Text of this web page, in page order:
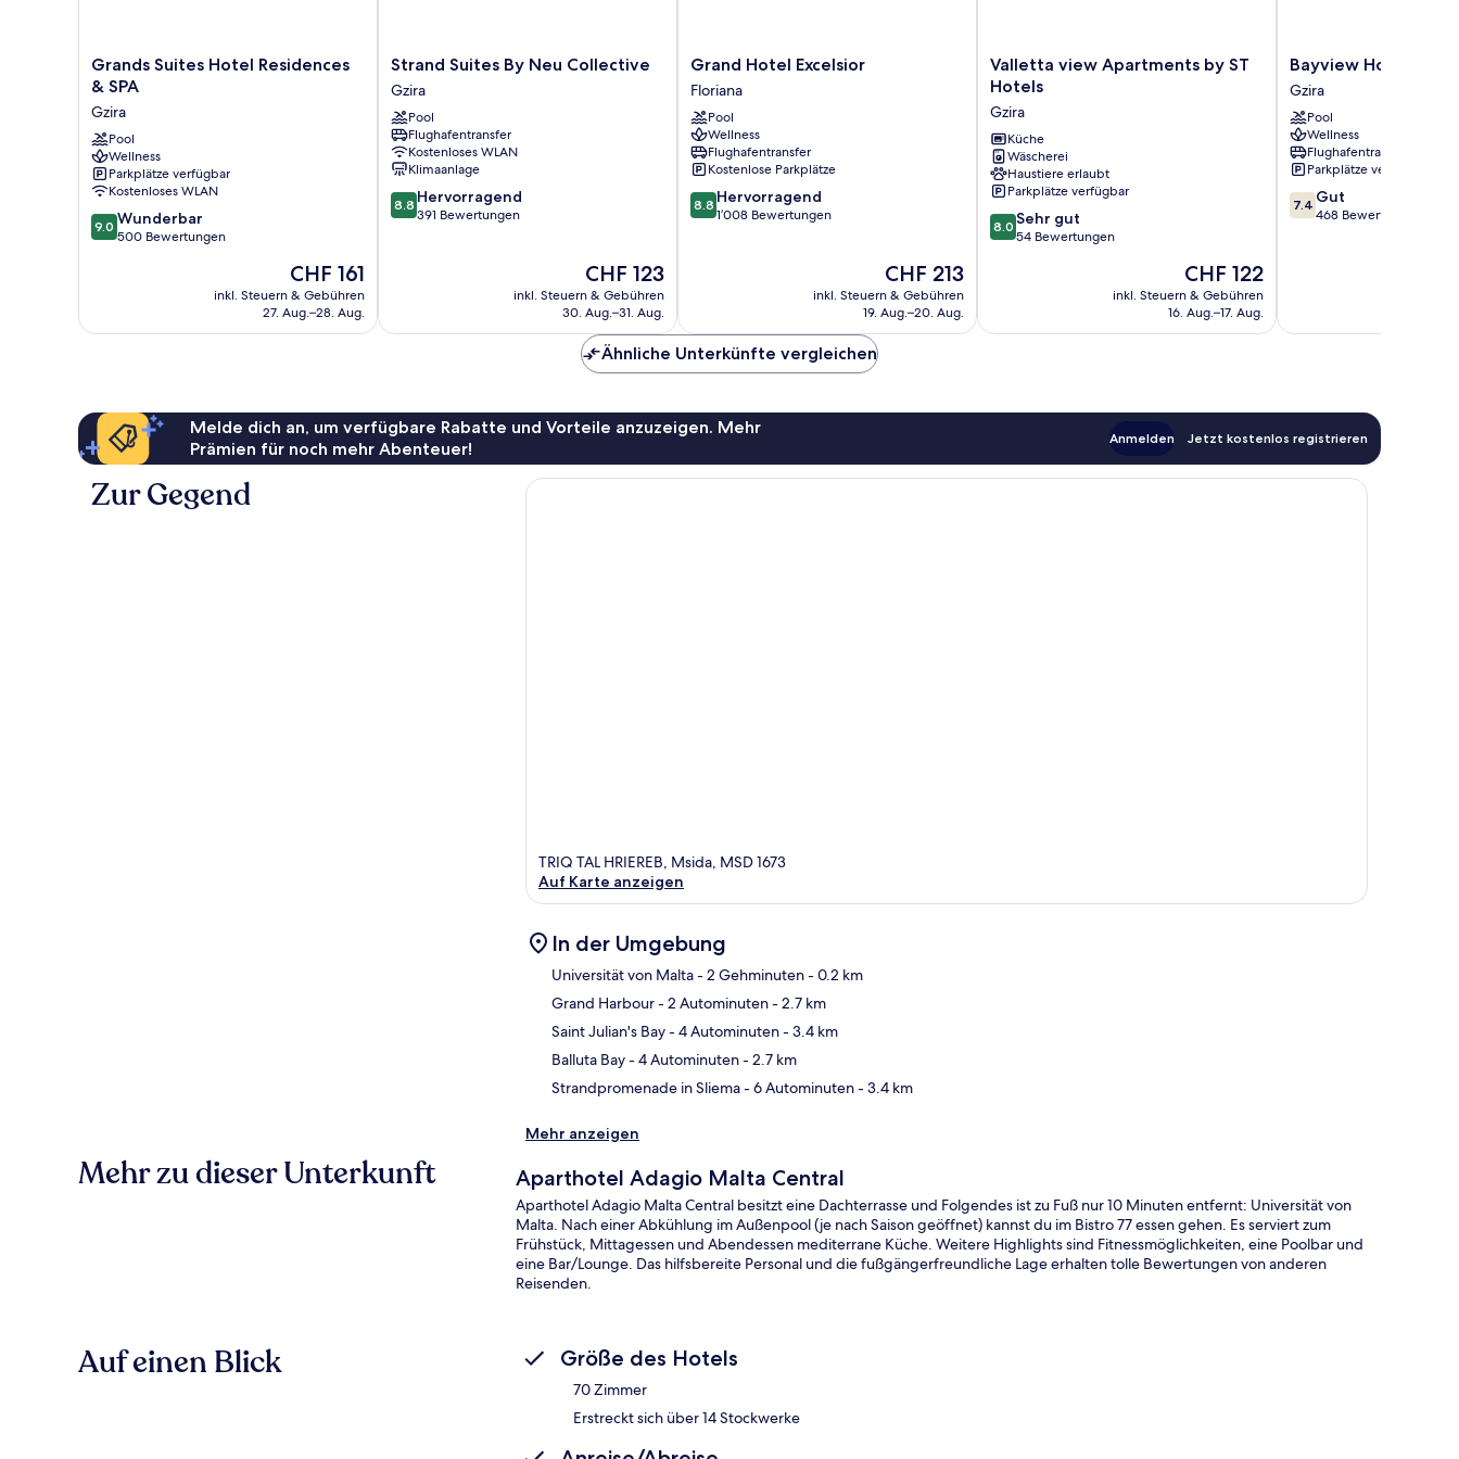
Grands
Suites
Residences
&
SPA
Gzira
Grands Suites Hotel Residences
& SPA
Gzira
Pool
Wellness
Parkplätze verfügbar
Kostenloses WLAN
9.0
von
9.0 Wunderbar
500 Bewertungen
Der
Preis
beträgt
CHF 161
inkl. Steuern & Gebühren
27. Aug.–28. Aug.
Strand
Suites
By
Neu
Collective
Gzira
Strand Suites By Neu Collective
Gzira
Pool
Flughafentransfer
Kostenloses WLAN
Klimaanlage
8.8
von
8.8 Hervorragend
391 Bewertungen
Der
Preis
beträgt
CHF 123
inkl. Steuern & Gebühren
30. Aug.–31. Aug.
Grand
Hotel
Excelsior
Floriana
Grand Hotel Excelsior
Floriana
Pool
Wellness
Flughafentransfer
Kostenlose Parkplätze
8.8
von
8.8 Hervorragend
1’008 Bewertungen
Der
Preis
beträgt
CHF 213
inkl. Steuern & Gebühren
19. Aug.–20. Aug.
Valletta
view
by
ST
Hotels
Gzira
Valletta view Apartments by ST
Hotels
Gzira
Küche
Wäscherei
Haustiere erlaubt
Parkplätze verfügbar
8.0
von
Bewertungen
8.0 Sehr gut
54 Bewertungen
Der
Preis
beträgt
CHF 122
inkl. Steuern & Gebühren
16. Aug.–17. Aug.
Bayview
Hotel
by
ST
Hotels
Gzira
Bayview Hotel by
Gzira
Pool
Wellness
Flughafentransfer
Parkplätze verfügbar
7.4
von
7.4 Gut
468 Bewertungen
Ähnliche Unterkünfte vergleichen
Melde dich an, um verfügbare Rabatte und Vorteile anzuzeigen. Mehr
Prämien für noch mehr Abenteuer!
Anmelden Jetzt kostenlos registrieren
Zur Gegend
TRIQ TAL HRIEREB, Msida, MSD 1673
Auf Karte anzeigen
In der Umgebung
Universität von Malta- 2 Gehminuten- 0.2 km
Grand Harbour- 2 Autominuten- 2.7 km
Saint Julian's Bay- 4 Autominuten- 3.4 km
Balluta Bay- 4 Autominuten- 2.7 km
Strandpromenade in Sliema- 6 Autominuten- 3.4 km
Mehr anzeigen
Mehr zu dieser Unterkunft Aparthotel Adagio Malta Central
Aparthotel Adagio Malta Central besitzt eine Dachterrasse und Folgendes ist zu Fuß nur 10 Minuten entfernt: Universität von
Malta. Nach einer Abkühlung im Außenpool (je nach Saison geöffnet) kannst du im Bistro 77 essen gehen. Es serviert zum
Frühstück, Mittagessen und Abendessen mediterrane Küche. Weitere Highlights sind Fitnessmöglichkeiten, eine Poolbar und
eine Bar/Lounge. Das hilfsbereite Personal und die fußgängerfreundliche Lage erhalten tolle Bewertungen von anderen
Reisenden.
Auf einen Blick Größe des Hotels
70 Zimmer
Erstreckt sich über 14 Stockwerke